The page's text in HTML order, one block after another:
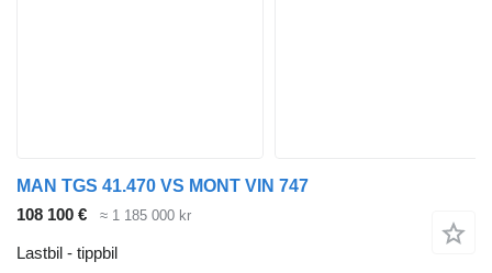
MAN TGS 41.470 VS MONT VIN 747
108 100 €
≈ 1 185 000 kr
Lastbil - tippbil